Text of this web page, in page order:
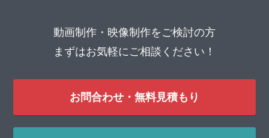
動画制作・映像制作をご検討の方
まずはお気軽にご相談ください！
お問合わせ・無料見積もり